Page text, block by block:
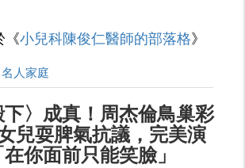
《小兒科陳俊仁醫師的部落格》
名人家庭
下〉成真！周杰倫鳥巢彩
兒耍脾氣抗議，完美演
你面前只能笑臉」